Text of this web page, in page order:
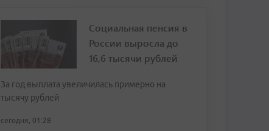
Социальная пенсия в
России выросла до
16,6 тысячи рублей
За год выплата увеличилась примерно на
тысячу рублей
сегодня, 01:28